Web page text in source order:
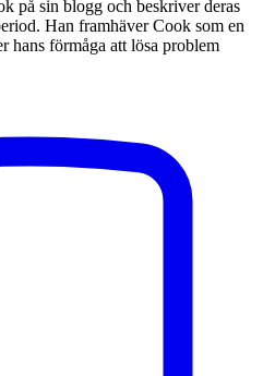
på sin blogg och beskriver deras
Han framhäver Cook som en
hans förmåga att lösa problem